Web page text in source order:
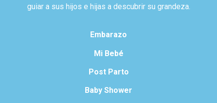
guiar a sus hijos e hijas a descubrir su grandeza.
Embarazo
Mi Bebé
Post Parto
Baby Shower